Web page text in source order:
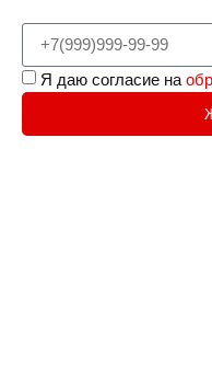
Я даю согласие на